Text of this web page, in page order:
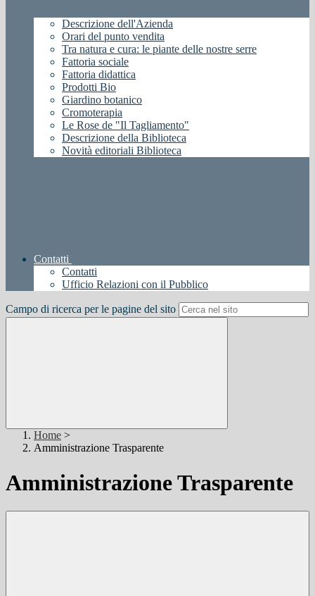
Descrizione dell'Azienda
Orari del punto vendita
Tra natura e cura: le piante delle nostre serre
Fattoria sociale
Fattoria didattica
Prodotti Bio
Giardino botanico
Cromoterapia
Le Rose de "Il Tagliamento"
Descrizione della Biblioteca
Novità editoriali Biblioteca
Contatti
Contatti
Ufficio Relazioni con il Pubblico
Campo di ricerca per le pagine del sito
Home >
Amministrazione Trasparente
Amministrazione Trasparente